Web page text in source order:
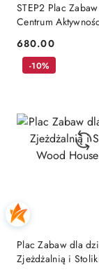
STEP2 Plac
Centrum
Baseball
Cena:
680.00
Plac Zabaw dla
Zjeżdżalnią i
-10%